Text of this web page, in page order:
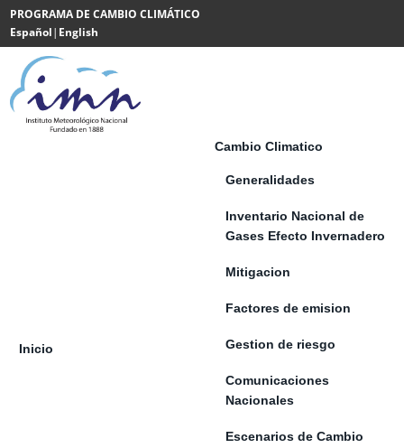
Saltar al contenido
PROGRAMA DE CAMBIO CLIMÁTICO
Español| English
Powered
by
Translate
Inicio
Cambio Climatico
Generalidades
Inventario Nacional de
Gases Efecto Invernadero
Mitigacion
Factores de emision
Gestion de riesgo
Comunicaciones
Nacionales
Escenarios de Cambio